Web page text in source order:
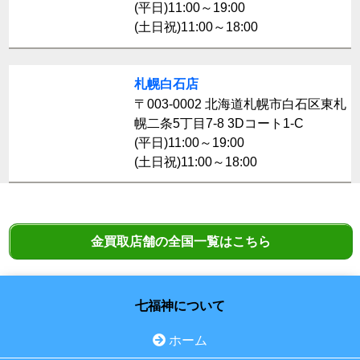
(平日)11:00～19:00
(土日祝)11:00～18:00
札幌白石店
〒003-0002 北海道札幌市白石区東札
幌二条5丁目7-8 3Dコート1-C
(平日)11:00～19:00
(土日祝)11:00～18:00
金買取店舗の全国一覧はこちら
七福神について
ホーム